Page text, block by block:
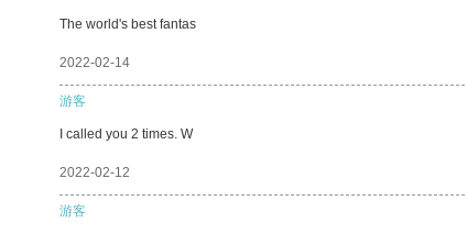
The world's best fantas
2022-02-14
游客
I called you 2 times. W
2022-02-12
游客